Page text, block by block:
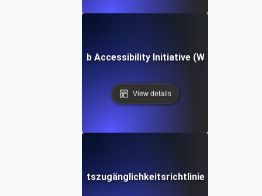
Web Accessibility Initiative (WAI)
View details
Web-Inhaltszugänglichkeitsrichtlinien (WCAG)